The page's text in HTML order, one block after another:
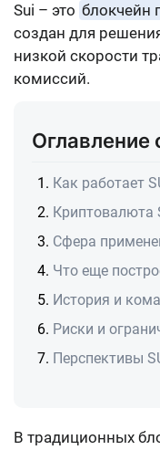
Sui – это блокчейн
создан для
низкой скорости
комиссий.
Оглавление
Как работает
Криптовалюта
Сфера
Что еще
История и
Риски и
Перспективы
В традиционных